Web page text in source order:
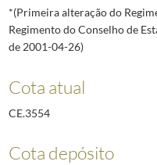
*(Primeira alteração do
Regimento do Conselho de
de 2001-04-26)
Cota atual
CE.3554
Cota depósito